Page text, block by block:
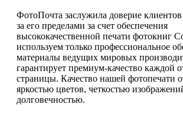
ФотоПочта заслужила доверие клиентов
за его пределами за счет обеспечения
высококачественной печати фотокниг
используем только профессиональное
материалы ведущих мировых
гарантирует премиум-качество каждой
страницы. Качество нашей фотопечати
яркостью цветов, четкостью
долговечностью.